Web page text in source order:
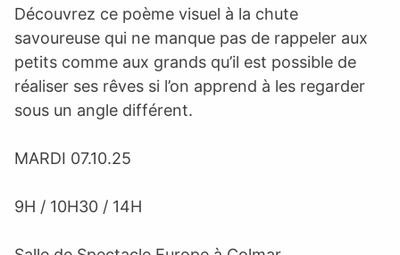
Découvrez ce poème visuel à la chute
savoureuse qui ne manque pas de rappeler aux
petits comme aux grands qu’il est possible de
réaliser ses rêves si l’on apprend à les regarder
sous un angle différent.
MARDI 07.10.25
9H / 10H30 / 14H